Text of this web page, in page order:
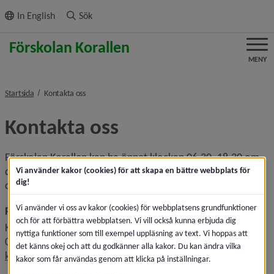
innehållet
In English Sök
MENY
Startsida Kontakta ossnivå i brödsmulenavigeringen
Kontakta oss
Förskolan Korallen kan ha öppet klockan 06.30–18.30 om
det behövs. Just nu har vi öppet klockan 06.15–17.15. Om
du som förälder har andra behov, kontakta rektor.
Rektor
Katarina Marthin
070-885 13 01
katarina.marthin@umea.se
Vi använder kakor (cookies) för att skapa en bättre webbplats för
dig!
Vi använder vi oss av kakor (cookies) för webbplatsens grundfunktioner
och för att förbättra webbplatsen. Vi vill också kunna erbjuda dig
nyttiga funktioner som till exempel uppläsning av text. Vi hoppas att
det känns okej och att du godkänner alla kakor. Du kan ändra vilka
kakor som får användas genom att klicka på inställningar.